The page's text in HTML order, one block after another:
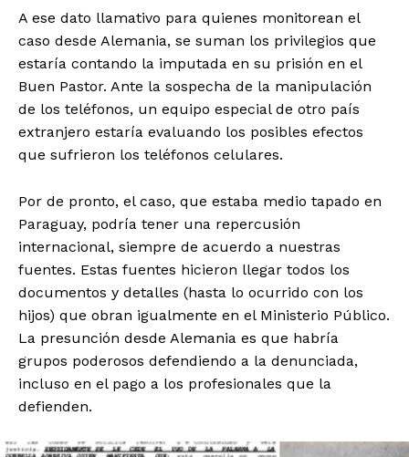
A ese dato llamativo para quienes monitorean el
caso desde Alemania, se suman los privilegios que
estaría contando la imputada en su prisión en el
Buen Pastor. Ante la sospecha de la manipulación
de los teléfonos, un equipo especial de otro país
extranjero estaría evaluando los posibles efectos
que sufrieron los teléfonos celulares.
Por de pronto, el caso, que estaba medio tapado en
Paraguay, podría tener una repercusión
internacional, siempre de acuerdo a nuestras
fuentes. Estas fuentes hicieron llegar todos los
documentos y detalles (hasta lo ocurrido con los
hijos) que obran igualmente en el Ministerio Público.
La presunción desde Alemania es que habría
grupos poderosos defendiendo a la denunciada,
incluso en el pago a los profesionales que la
defienden.